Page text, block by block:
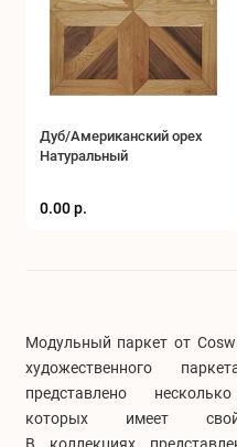
Дуб/Американский орех
Натуральный
0.00 р.
Модульный паркет от
художественного
представлено
которых имеет